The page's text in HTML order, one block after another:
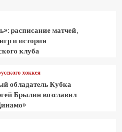
расписание матчей,
и история
клуба
хоккея
обладатель Кубка
Брылин возглавил